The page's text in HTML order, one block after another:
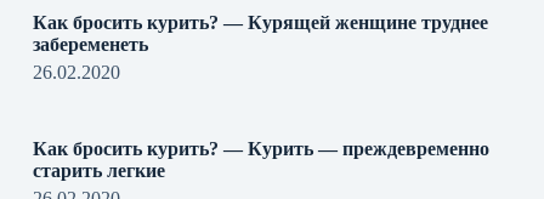
Как бросить курить? — Курящей женщине труднее
забеременеть
26.02.2020
Как бросить курить? — Курить — преждевременно
старить легкие